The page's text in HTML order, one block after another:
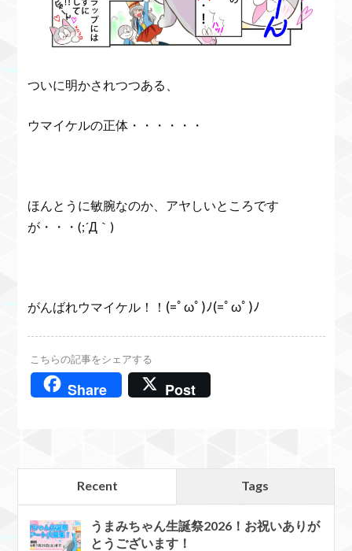
ついに明かされつつある、
ウマイケルの正体・・・・・・
ほんとうに敏腕なのか、アヤしいところです
が・・・(;´Д｀)
がんばれウマイケル！！ (=ﾟωﾟ)ﾉ(=ﾟωﾟ)ﾉ
こちらの記事をシェアする
Share Post
Recent Tags
うまみちゃん生誕祭2026！お祝いありが
とうございます！